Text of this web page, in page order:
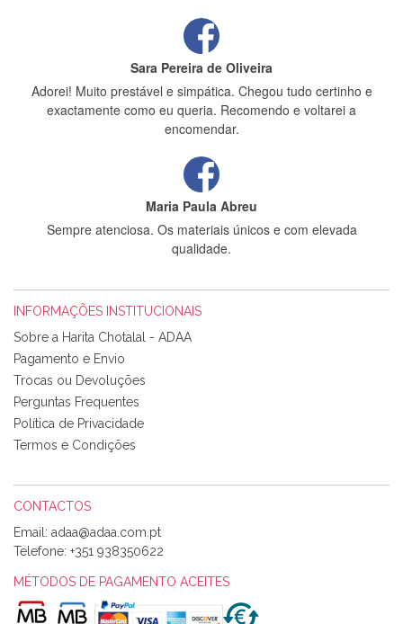
Sara Pereira de Oliveira
Adorei! Muito prestável e simpática. Chegou tudo certinho e
exactamente como eu queria. Recomendo e voltarei a
encomendar.
Maria Paula Abreu
Sempre atenciosa. Os materiais únicos e com elevada
qualidade.
Tudo chegou em condições, pois os produtos vieram muito
bem acondicionados. Estou plenamente satisfeita com os
produtos adquiridos. Relativamente à bolsa, tem um tecido
com um padrão e cores muito bonitas e a execução está
perfeitíssima. Futuramente penso voltar a comprar na vossa
loja, têm excelentes artigos a um preço muito justo. A
Alexandra Morais
Olá boa Noite. Os meus tecidos chegaram hoje. Muito
obrigada pelo miminho que dá um jeitaço pras minhas linhas
de bordar e não sei o que pões nos tecidos, mas que cheiram
maravilhosamente ... cheiram! :) Muito Obrigada.
INFORMAÇÕES INSTITUCIONAIS
Sobre a Harita Chotalal - ADAA
Pagamento e Envio
Trocas ou Devoluções
Perguntas Frequentes
Política de Privacidade
Termos e Condições
CONTACTOS
Email:
Telefone: +351 938350622
MÉTODOS DE PAGAMENTO ACEITES